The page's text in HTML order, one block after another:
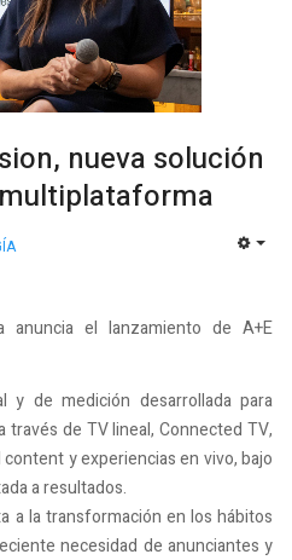
nueva solución
anuncia el lanzamiento de A+E
y de medición desarrollada para
través de TV lineal, Connected TV,
y experiencias en vivo, bajo
a resultados.
a la transformación en los hábitos
necesidad de anunciantes y